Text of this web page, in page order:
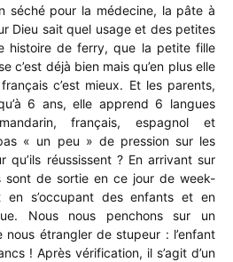
séché pour la médecine, la pâte à
Dieu sait quel usage et des petites
histoire de ferry, que la petite fille
c’est déjà bien mais qu’en plus elle
c’est mieux. Et les parents,
6 ans, elle apprend 6 langues
français, espagnol et
« un peu » de pression sur les
qu’ils réussissent ? En arrivant sur
sont de sortie en ce jour de week-
en s’occupant des enfants et en
Nous nous penchons sur un
étrangler de stupeur : l’enfant
! Après vérification, il s’agit d’un